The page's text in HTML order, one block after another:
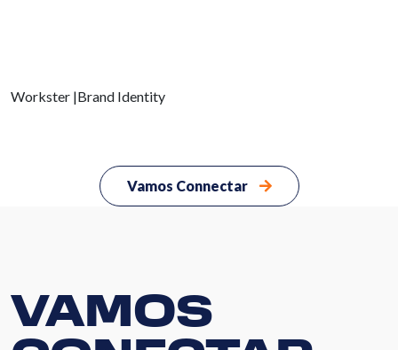
Workster |Brand Identity
Vamos Connectar
VAMOS